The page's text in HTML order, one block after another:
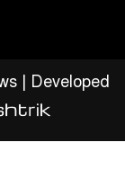
ফরিদগঞ্জে
| Developed